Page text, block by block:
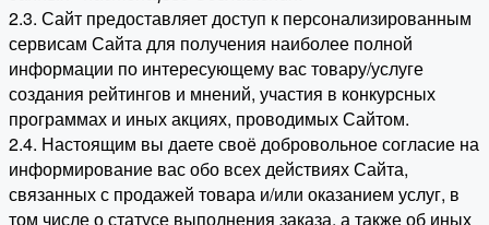
2.3. Сайт предоставляет доступ к персонализированным
сервисам Сайта для получения наиболее полной
информации по интересующему вас товару/услуге
создания рейтингов и мнений, участия в конкурсных
программах и иных акциях, проводимых Сайтом.
2.4. Настоящим вы даете своё добровольное согласие на
информирование вас обо всех действиях Сайта,
связанных с продажей товара и/или оказанием услуг, в
том числе о статусе выполнения заказа, а также об иных